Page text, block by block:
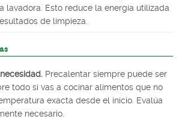
lavadora. Esto reduce la energía utilizada
de limpieza.
Precalentar siempre puede ser
todo si vas a cocinar alimentos que no
exacta desde el inicio. Evalúa
necesario.